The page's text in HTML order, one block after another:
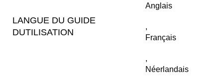
LANGUE DU GUIDE
DUTILISATION
Anglais
,
Français
,
Néerlandais